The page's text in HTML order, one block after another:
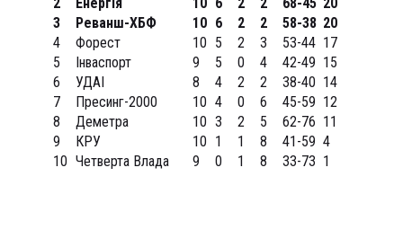
3
Реванш-ХБФ 10 6 2 2 58-38 20
4
Форест 10 5 2 3 53-44 17
5
Інваспорт 9 5 0 4 42-49 15
6
УДАІ 8 4 2 2 38-40 14
7
Пресинг-2000 10 4 0 6 45-59 12
8
Деметра 10 3 2 5 62-76 11
9
КРУ 10 1 1 8 41-59 4
10 Четверта Влада 9 0 1 8 33-73 1